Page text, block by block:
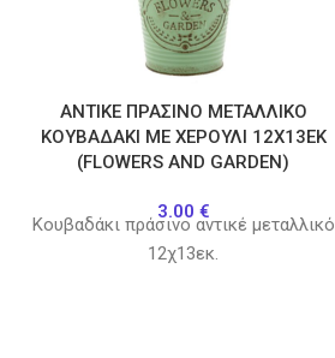
ΑΝΤΙΚΕ ΠΡΑΣΙΝΟ ΜΕΤΑΛΛΙΚΟ
ΚΟΥΒΑΔΑΚΙ ΜΕ ΧΕΡΟΥΛΙ 12Χ13ΕΚ
(FLOWERS AND GARDEN)
3.00 €
Κουβαδάκι πράσινο αντικέ μεταλλικό
12χ13εκ.